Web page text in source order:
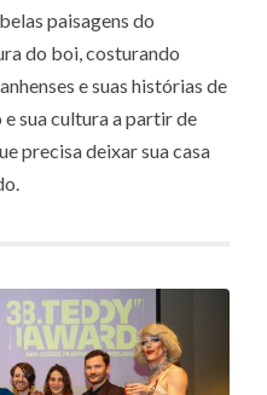
paisagens do
do boi, costurando
e suas histórias de
sua cultura a partir de
precisa deixar sua casa